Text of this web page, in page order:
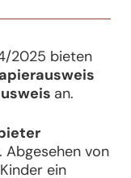
2025 bieten
an.
Abgesehen von
ein